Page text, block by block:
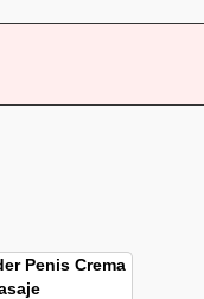
Penis Crema